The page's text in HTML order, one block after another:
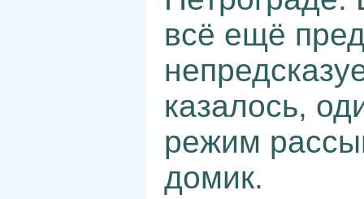
всё ещё
казалось,
режим
домик.